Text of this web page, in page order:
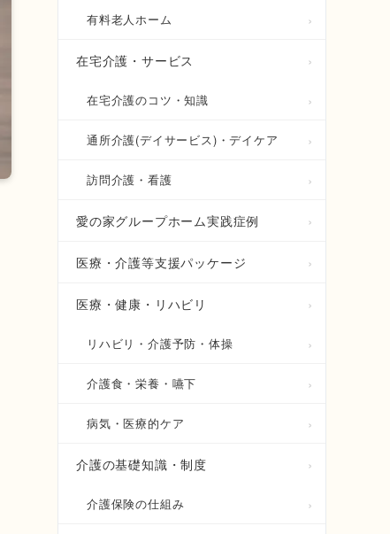
有料老人ホーム
在宅介護・サービス
在宅介護のコツ・知識
通所介護(デイサービス)・デイケア
訪問介護・看護
愛の家グループホーム実践症例
医療・介護等支援パッケージ
医療・健康・リハビリ
リハビリ・介護予防・体操
介護食・栄養・嚥下
病気・医療的ケア
介護の基礎知識・制度
介護保険の仕組み